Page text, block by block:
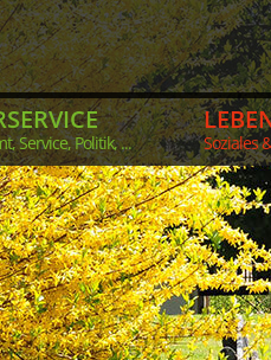
Service, Politik, ... Soziales